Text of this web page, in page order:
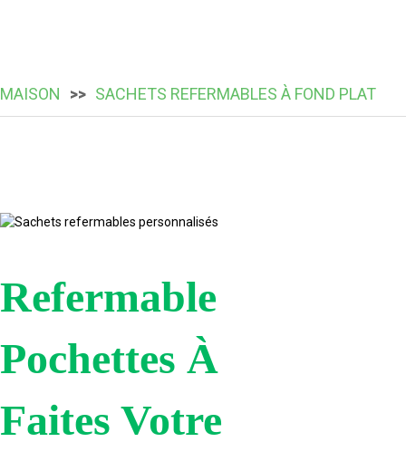
MAISON SACHETS REFERMABLES À FOND PLAT
Refermable
Pochettes À
Faites Votre